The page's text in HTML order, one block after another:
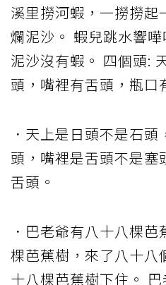
溪里撈河蝦，一撈撈起
爛泥沙。 蝦兒跳水響
泥沙沒有蝦。 四個頭:
頭，嘴裡有舌頭，瓶口
．天上是日頭不是石
頭，嘴裡是舌頭不是塞
舌頭。
．巴老爺有八十八棵
棵芭蕉樹，來了八十八
十八棵芭蕉樹下住。